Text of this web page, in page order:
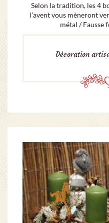
Selon la tradition, les 4
l’avent vous mèneront
métal / Fausse
Décoration